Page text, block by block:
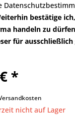
bestätige
handeln zu
für
*
nicht auf Lager